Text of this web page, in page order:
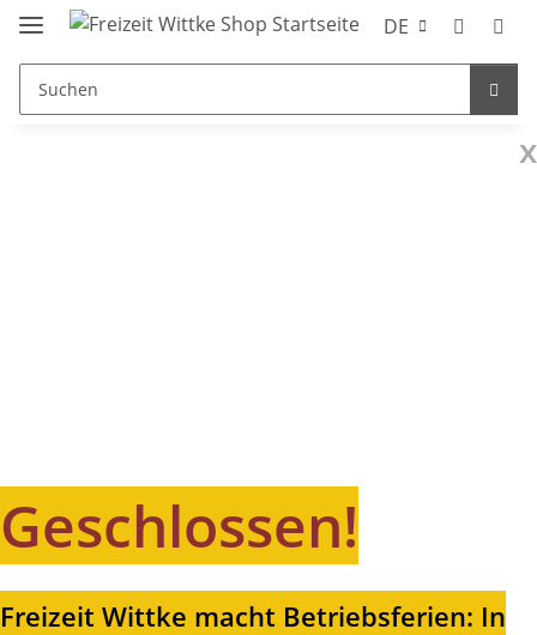
DE
x
Geschlossen!
Freizeit Wittke macht Betriebsferien: In